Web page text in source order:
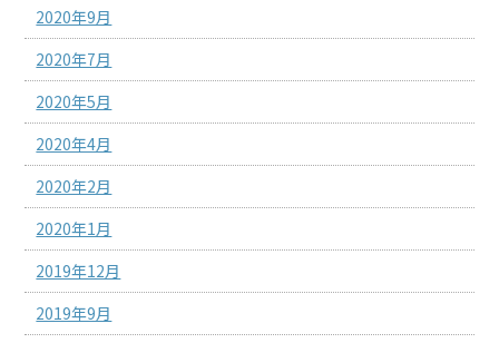
2020年9月
2020年7月
2020年5月
2020年4月
2020年2月
2020年1月
2019年12月
2019年9月